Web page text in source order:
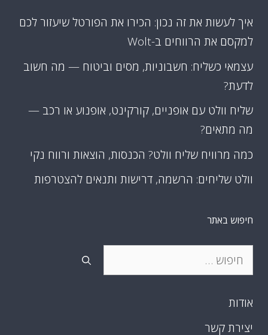
איך לעשות את זה נכון: הכירו את הפורטל שיעזור לכם
למקסם את הרווחים ב-Wolt
עצמאי כשליח: חשבוניות, מסים וביטוח — מה חשוב
לדעת?
שליח וולט עם אופניים, קורקינט, אופנוע או רכב —
מה מתאים?
כמה מרוויח שליח וולט? הכנסות, הוצאות ורווח נקי
וולט שליחים: הרשמה, דרישות ותנאים להצטרפות
חיפוש באתר
חיפוש:
אודות
יצירת קשר